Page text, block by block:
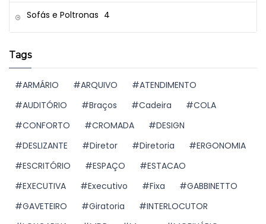
Sofás e Poltronas 4
Tags
ARMÁRIO ARQUIVO
ATENDIMENTO
AUDITÓRIO
Braços Cadeira
COLA
CONFORTO
CROMADA
DESIGN
DESLIZANTE
Diretor Diretoria
ERGONOMIA
ESCRITÓRIO
ESPAÇO
ESTACAO
EXECUTIVA
Executivo Fixa
GABBINETTO
GAVETEIRO
Giratoria
INTERLOCUTOR